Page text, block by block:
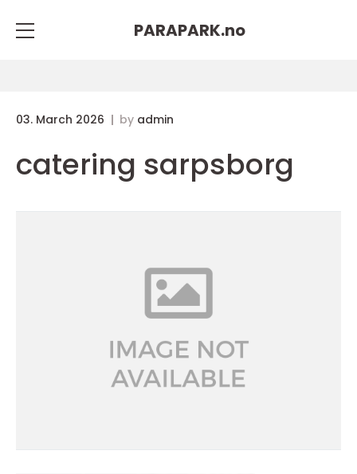
PARAPARK.no
03. March 2026 by admin
catering sarpsborg